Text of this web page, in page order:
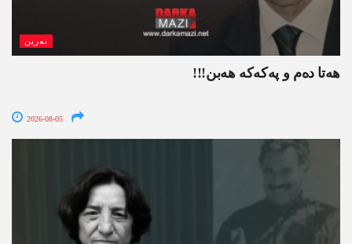
نەرین
ھەتا دەم و پەکەکە ھەبن!!!
2026-08-05